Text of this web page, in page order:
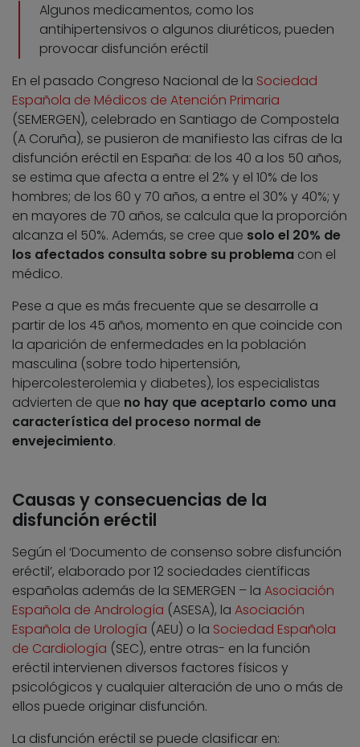
Algunos medicamentos, como los
antihipertensivos o algunos diuréticos, pueden
provocar disfunción eréctil
En el pasado Congreso Nacional de la Sociedad
Española de Médicos de Atención Primaria
(SEMERGEN), celebrado en Santiago de Compostela
(A Coruña), se pusieron de manifiesto las cifras de la
disfunción eréctil en España: de los 40 a los 50 años,
se estima que afecta a entre el 2% y el 10% de los
hombres; de los 60 y 70 años, a entre el 30% y 40%; y
en mayores de 70 años, se calcula que la proporción
alcanza el 50%. Además, se cree que solo el 20% de
los afectados consulta sobre su problema con el
médico.
Pese a que es más frecuente que se desarrolle a
partir de los 45 años, momento en que coincide con
la aparición de enfermedades en la población
masculina (sobre todo hipertensión,
hipercolesterolemia y diabetes), los especialistas
advierten de que no hay que aceptarlo como una
característica del proceso normal de
envejecimiento.
Causas y consecuencias de la
disfunción eréctil
Según el ‘Documento de consenso sobre disfunción
eréctil’, elaborado por 12 sociedades científicas
españolas además de la SEMERGEN – la Asociación
Española de Andrología (ASESA), la Asociación
Española de Urología (AEU) o la Sociedad Española
de Cardiología (SEC), entre otras- en la función
eréctil intervienen diversos factores físicos y
psicológicos y cualquier alteración de uno o más de
ellos puede originar disfunción.
La disfunción eréctil se puede clasificar en: